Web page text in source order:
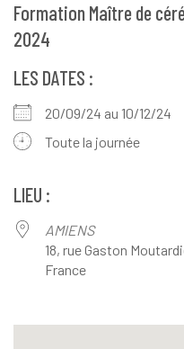
Formation Maître de
2024
LES DATES :
20/09/24 au 10/12/24
Toute la journée
LIEU :
AMIENS
18, rue Gaston
France